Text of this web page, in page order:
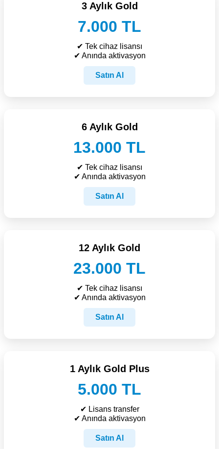
3 Aylık Gold
7.000 TL
✔ Tek cihaz lisansı
✔ Anında aktivasyon
Satın Al
6 Aylık Gold
13.000 TL
✔ Tek cihaz lisansı
✔ Anında aktivasyon
Satın Al
12 Aylık Gold
23.000 TL
✔ Tek cihaz lisansı
✔ Anında aktivasyon
Satın Al
1 Aylık Gold Plus
5.000 TL
✔ Lisans transfer
✔ Anında aktivasyon
Satın Al